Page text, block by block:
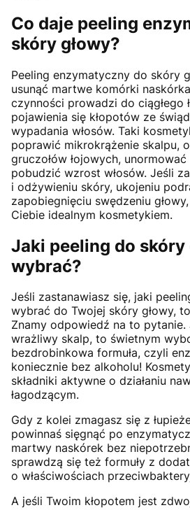
Co daje peeling
skóry głowy?
Peeling enzymatyczny do skóry
usunąć martwe komórki
czynności prowadzi do ciągłego
pojawienia się kłopotów ze
wypadania włosów. Taki
poprawić mikrokrążenie skalpu,
gruczołów łojowych,
pobudzić wzrost włosów. Jeśli
i odżywieniu skóry, ukojeniu
zapobiegnięciu swędzeniu
Ciebie idealnym kosmetykiem.
Jaki peeling do skóry
wybrać?
Jeśli zastanawiasz się, jaki
wybrać do Twojej skóry głowy,
Znamy odpowiedź na to pytanie.
wrażliwy skalp, to świetnym
bezdrobinkowa formuła, czyli
koniecznie bez alkoholu!
składniki aktywne o działaniu
łagodzącym.
Gdy z kolei zmagasz się z
powinnaś sięgnąć po
martwy naskórek bez
sprawdzą się też formuły z
o właściwościach
A jeśli Twoim kłopotem jest